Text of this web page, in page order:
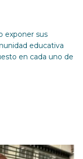
exponer sus
educativa
en cada uno de